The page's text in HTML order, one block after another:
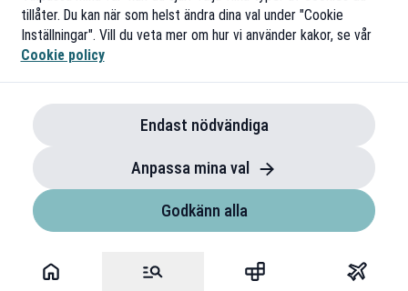
tillåter. Du kan när som helst ändra dina val under "Cookie
Inställningar". Vill du veta mer om hur vi använder kakor, se vår
Cookie policy
Endast nödvändiga
Anpassa mina val
Godkänn alla